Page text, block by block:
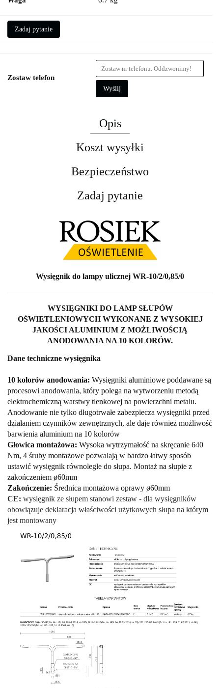
Zadaj pytanie
Zostaw telefon
Wyślij
Opis
Koszt wysyłki
Bezpieczeństwo
Zadaj pytanie
Wysięgnik do lampy ulicznej WR-10/2/0,85/0
WYSIĘGNIKI DO LAMP SŁUPÓW
OŚWIETLENIOWYCH WYKONANE Z WYSOKIEJ
JAKOŚCI ALUMINIUM Z MOŻLIWOŚCIĄ
ANODOWANIA NA 10 KOLORÓW.
Dane techniczne wysięgnika
10 kolorów anodowania: Wysięgniki aluminiowe poddawane są
procesowi anodowania, który polega na wytworzeniu metodą
elektrochemiczną warstwy tlenkowej na powierzchni metalu.
Anodowanie nie tylko długotrwałe zabezpiecza wysięgniki przed
działaniem czynników zewnętrznych, ale daje również możliwość
barwienia aluminium na 10 kolorów
Głowica montażowa: Wysoka wytrzymałość na skręcanie 640
Nm, 4 śruby montażowe pozwalają w bardzo łatwy sposób
ustawić wysięgnik równolegle do słupa. Montaż na słupie z
zakończeniem ø60mm
Zakończenie: Średnica montażowa oprawy ø60mm
CE: wysięgnik ze słupem stanowi zestaw - dla wysięgników
obowiązuje deklaracja właściwości użytkowych słupa na którym
jest montowany